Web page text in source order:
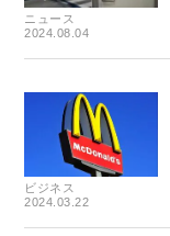
ニュース
2024.08.04
ビジネス
2024.03.22